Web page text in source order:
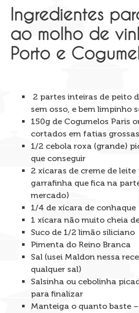
Ingredientes
ao molho de
Porto e
2 partes inteiras de peito
sem osso, e bem limpinho
150g de Cogumelos Paris
cortados em fatias grossas
1/2 cebola roxa (grande)
que conseguir
2 xícaras de creme de leite
garrafinha que fica na
mercado)
1/4 de xícara de conhaque
1 xícara não muito cheia
Suco de 1/2 limão siliciano
Pimenta do Reino Branca
Sal (usei Maldon nessa
qualquer sal)
Salsinha ou cebolinha
para finalizar
Manteiga o quanto baste